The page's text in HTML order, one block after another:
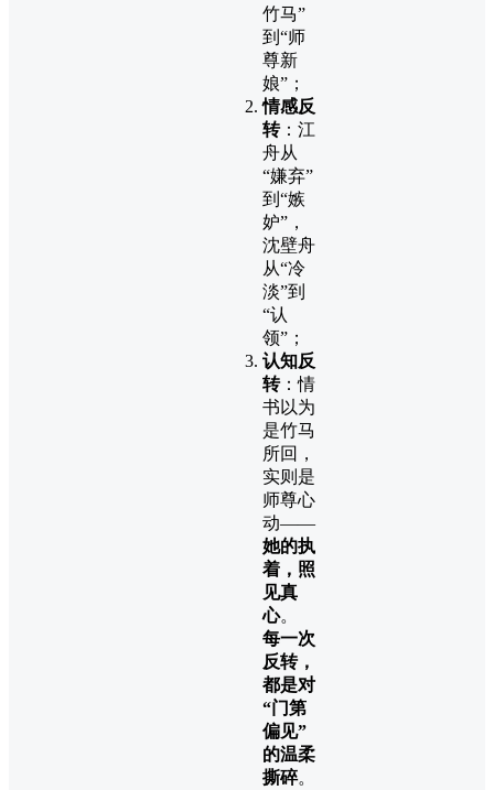
竹马”
到“师
尊新
娘”；
情感反
转：江
舟从
“嫌弃”
到“嫉
妒”，
沈壁舟
从“冷
淡”到
“认
领”；
认知反
转：情
书以为
是竹马
所回，
实则是
师尊心
动——
她的执
着，照
见真
心。
每一次
反转，
都是对
“门第
偏见”
的温柔
撕碎。